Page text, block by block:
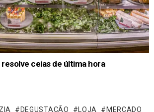
resolve ceias de última hora
DEGUSTAÇÃO LOJA
MERCADO